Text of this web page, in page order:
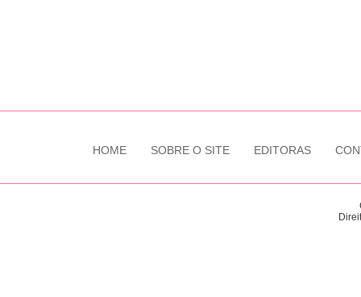
HOME SOBRE O SITE EDITORAS